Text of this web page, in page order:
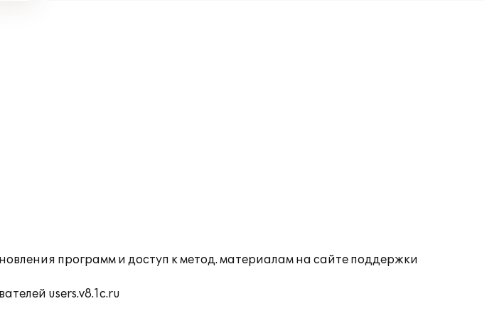
программ и доступ к метод. материалам на сайте поддержки
users.v8.1c.ru